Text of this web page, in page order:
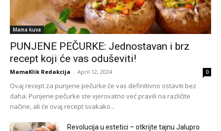
Mama kuva
PUNJENE PEČURKE: Jednostavan i brz
recept koji će vas oduševiti!
MamaKlik Redakcija - April 12, 2024 0
Ovaj recept za punjene pečurke će vas definitivno ostaviti bez
daha. Punjene pečurke ste vjerovatno već pravili na različite
načine, ali će ovaj recept svakako...
Revolucija u estetici – otkrijte tajnu Jalupro